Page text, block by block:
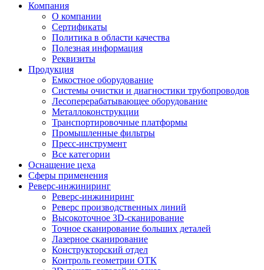
Компания
О компании
Сертификаты
Политика в области качества
Полезная информация
Реквизиты
Продукция
Емкостное оборудование
Системы очистки и диагностики трубопроводов
Лесоперерабатывающее оборудование
Металлоконструкции
Транспортировочные платформы
Промышленные фильтры
Пресс-инструмент
Все категории
Оснащение цеха
Сферы применения
Реверс-инжиниринг
Реверс-инжиниринг
Реверс производственных линий
Высокоточное 3D-сканирование
Точное сканирование больших деталей
Лазерное сканирование
Конструкторский отдел
Контроль геометрии ОТК